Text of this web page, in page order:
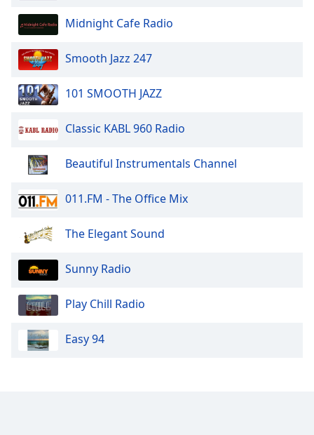
dialog
window.
Escape
cancel
and
Color
Opacity
Color
Opacity
Midnight Cafe Radio
Smooth Jazz 247
101 SMOOTH JAZZ
Classic KABL 960 Radio
Beautiful Instrumentals Channel
011.FM - The Office Mix
The Elegant Sound
Sunny Radio
Play Chill Radio
Easy 94